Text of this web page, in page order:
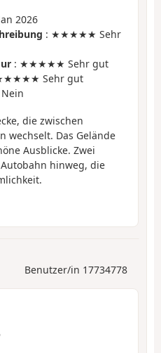
2026
: ★★★★★ Sehr
: ★★★★★ Sehr gut
Sehr gut
Nein
die zwischen
wechselt. Das Gelände
Ausblicke. Zwei
hinweg, die
Benutzer/in 17734778